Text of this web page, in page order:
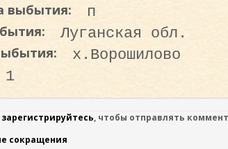
выбытия: п
Луганская обл.
х.Ворошилово
1
зарегистрируйтесь, чтобы отправлять
сокращения